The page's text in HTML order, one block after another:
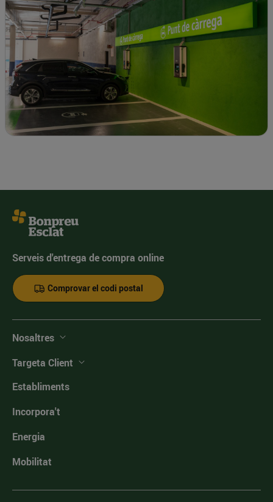
Serveis d'entrega de compra online
Comprovar el codi postal
Nosaltres
Targeta Client
Establiments
Incorpora't
Energia
Mobilitat